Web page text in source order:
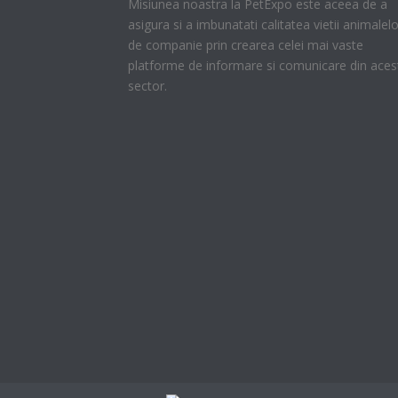
Misiunea noastra la PetExpo este aceea de a
asigura si a imbunatati calitatea vietii
de companie prin crearea celei mai vaste
platforme de informare si comunicare din
sector.